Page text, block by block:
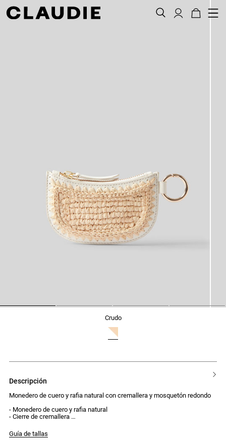
crudo
descripción
Monedero de cuero y rafia natural con cremallera y mosquetón redondo
- Monedero de cuero y rafia natural
- Cierre de cremallera
Guía de tallas